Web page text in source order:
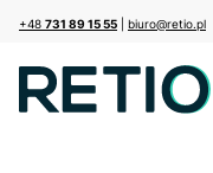
+48 731 89 15 55 biuro@retio.pl